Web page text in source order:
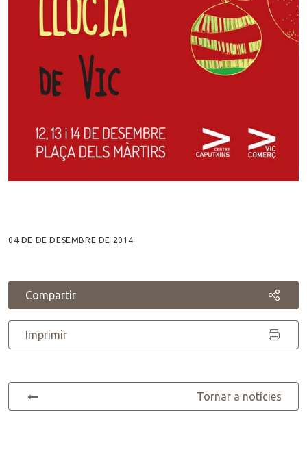
04 DE DE DESEMBRE DE 2014
Compartir
Imprimir
Tornar a notícies